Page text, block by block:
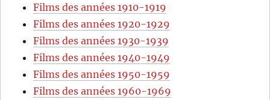
Films des années 1910-1919
Films des années 1920-1929
Films des années 1930-1939
Films des années 1940-1949
Films des années 1950-1959
Films des années 1960-1969